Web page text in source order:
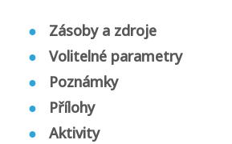
Zásoby a zdroje
Volitelné parametry
Poznámky
Přílohy
Aktivity